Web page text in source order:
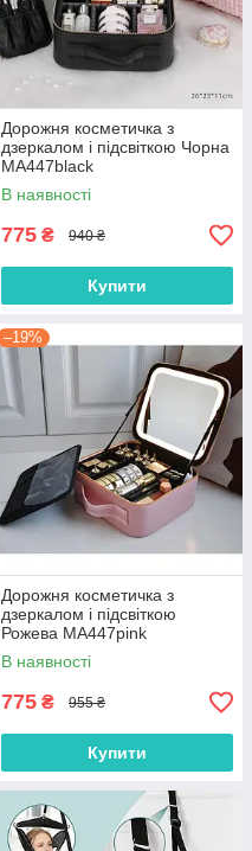
Дорожня косметичка з
дзеркалом і підсвіткою Чорна
MA447black
В наявності
775 ₴ 940 ₴
Купити
–19%
Дорожня косметичка з
дзеркалом і підсвіткою
Рожева MA447pink
В наявності
775 ₴ 955 ₴
Купити